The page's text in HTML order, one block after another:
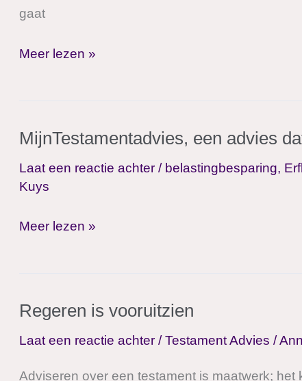
gaat
Bouwen
basis,
kunnen
op
Meer lezen »
MijnTestamentadvies, een advies
Laat een reactie achter / belastingbesparing,
Kuys
MijnTestamentadvies,
blijft
Meer lezen »
Regeren is vooruitzien
Laat een reactie achter /Testament Advies /
Adviseren over een testament is maatwerk;